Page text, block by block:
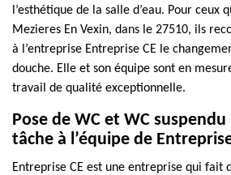
l’esthétique de la salle d’eau. Pour ceux
Mezieres En Vexin, dans le 27510, ils
à l’entreprise Entreprise CE le
douche. Elle et son équipe sont en
travail de qualité exceptionnelle.
Pose de WC et WC
tâche à l’équipe de
Entreprise CE est une entreprise qui fait